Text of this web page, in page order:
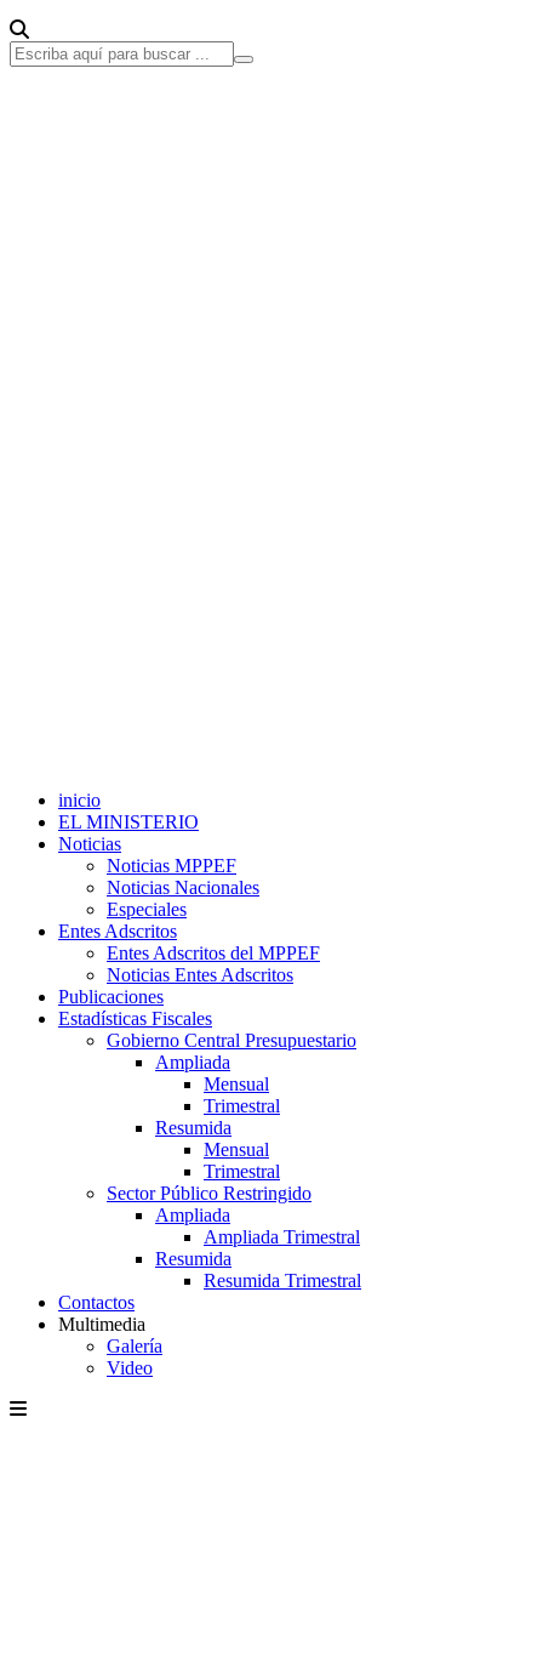
inicio
EL MINISTERIO
Noticias
Noticias MPPEF
Noticias Nacionales
Especiales
Entes Adscritos
Entes Adscritos del MPPEF
Noticias Entes Adscritos
Publicaciones
Estadísticas Fiscales
Gobierno Central Presupuestario
Ampliada
Mensual
Trimestral
Resumida
Mensual
Trimestral
Sector Público Restringido
Ampliada
Ampliada Trimestral
Resumida
Resumida Trimestral
Contactos
Multimedia
Galería
Video